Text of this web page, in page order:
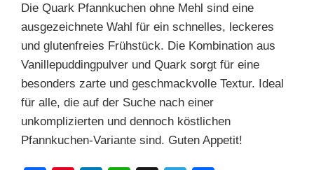
Die Quark Pfannkuchen ohne Mehl sind eine
ausgezeichnete Wahl für ein schnelles, leckeres
und glutenfreies Frühstück. Die Kombination aus
Vanillepuddingpulver und Quark sorgt für eine
besonders zarte und geschmackvolle Textur. Ideal
für alle, die auf der Suche nach einer
unkomplizierten und dennoch köstlichen
Pfannkuchen-Variante sind. Guten Appetit!